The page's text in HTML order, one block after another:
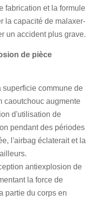
fabrication et la formule
la capacité de malaxer-
un accident plus grave.
de pièce
superficie commune de
caoutchouc augmente
d'utilisation de
pendant des périodes
l'airbag éclaterait et la
antiexplosion de
la force de
partie du corps en